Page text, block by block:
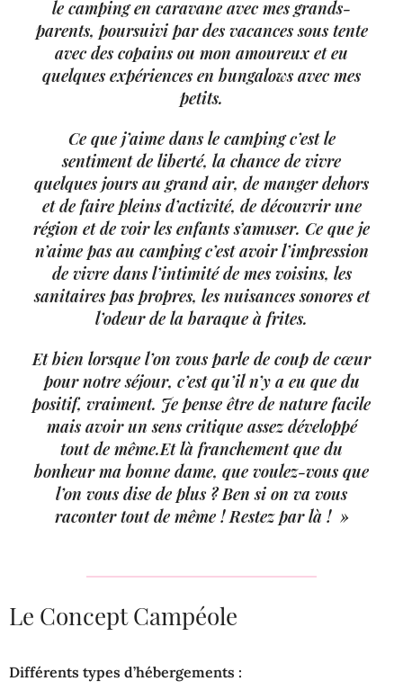
le camping en caravane avec mes grands-
parents, poursuivi par des vacances sous tente
avec des copains ou mon amoureux et eu
quelques expériences en bungalows avec mes
petits.
Ce que j’aime dans le camping c’est le
sentiment de liberté, la chance de vivre
quelques jours au grand air, de manger dehors
et de faire pleins d’activité, de découvrir une
région et de voir les enfants s’amuser. Ce que je
n’aime pas au camping c’est avoir l’impression
de vivre dans l’intimité de mes voisins, les
sanitaires pas propres, les nuisances sonores et
l’odeur de la baraque à frites.
Et bien lorsque l’on vous parle de coup de cœur
pour notre séjour, c’est qu’il n’y a eu que du
positif, vraiment. Je pense être de nature facile
mais avoir un sens critique assez développé
tout de même.Et là franchement que du
bonheur ma bonne dame, que voulez-vous que
l’on vous dise de plus ? Ben si on va vous
raconter tout de même ! Restez par là ! »
Le Concept Campéole
Différents types d’hébergements :